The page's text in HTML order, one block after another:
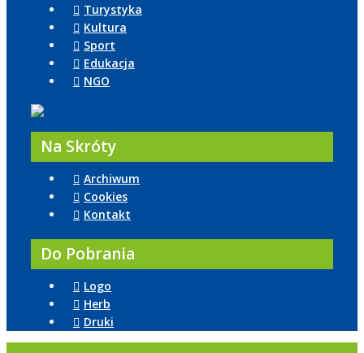
Turystyka
Kultura
Sport
Edukacja
NGO
Na Skróty
Archiwum
Cookies
Kontakt
Do Pobrania
Logo
Herb
Druki